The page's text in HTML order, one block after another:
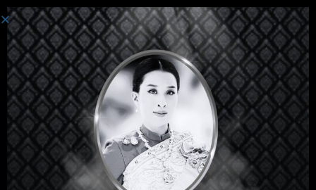
로그인
안녕하세요, 훌륭한 강의죠, 맞
나요? 이 강의가 마음에 드시나
요?